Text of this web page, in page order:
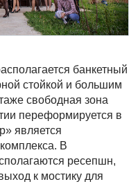
банкетный
стойкой и большим
свободная зона
переформируется в
является
В
ресепшн,
к мостику для